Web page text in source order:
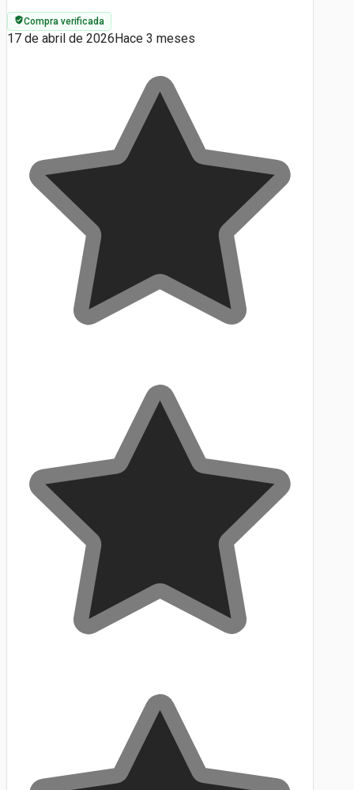
Compra verificada
17 de abril de 2026Hace 3 meses